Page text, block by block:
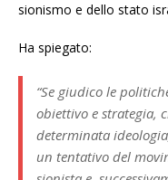
sionismo e dello stato
Ha spiegato:
“Se giudico le
obiettivo e strategia,
determinata
un tentativo del